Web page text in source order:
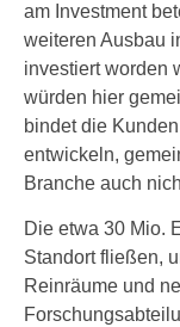
am Investment
weiteren Ausbau
investiert worden
würden hier
bindet die
entwickeln,
Branche auch
Die etwa 30 Mio.
Standort fließen,
Reinräume und